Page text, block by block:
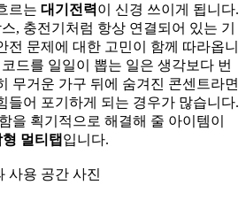
르는 대기전력이 신경 쓰이게 됩니다.
, 충전기처럼 항상 연결되어 있는 기
전 문제에 대한 고민이 함께 따라옵니
드를 일일이 뽑는 일은 생각보다 번
무거운 가구 뒤에 숨겨진 콘센트라면
들어 포기하게 되는 경우가 많습니다.
을 획기적으로 해결해 줄 아이템이
멀티탭 입니다.